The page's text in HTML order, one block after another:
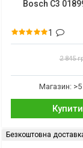
Bosch C3
1
2 845
Магазин:
Купити
Безкоштовна